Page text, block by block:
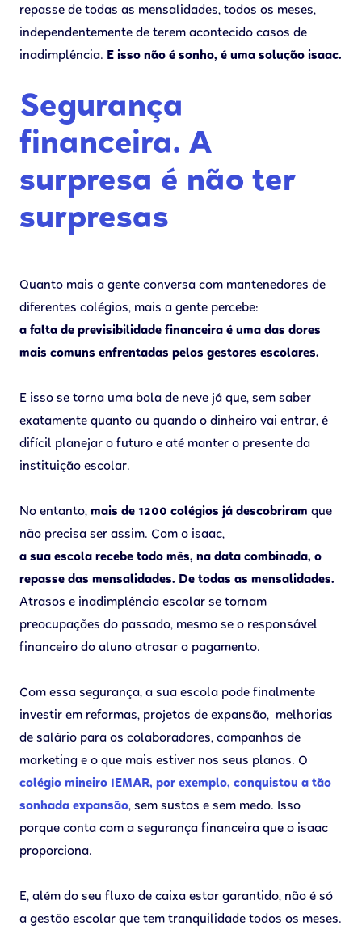
repasse de todas as mensalidades, todos os meses,
independentemente de terem acontecido casos de
inadimplência. E isso não é sonho, é uma solução isaac.
Segurança
financeira. A
surpresa é não ter
surpresas
Quanto mais a gente conversa com mantenedores de
diferentes colégios, mais a gente percebe:
a falta de previsibilidade financeira é uma das dores
mais comuns enfrentadas pelos gestores escolares.
E isso se torna uma bola de neve já que, sem saber
exatamente quanto ou quando o dinheiro vai entrar, é
difícil planejar o futuro e até manter o presente da
instituição escolar.
No entanto, mais de 1200 colégios já descobriram que
não precisa ser assim. Com o isaac,
a sua escola recebe todo mês, na data combinada, o
repasse das mensalidades. De todas as mensalidades.
Atrasos e inadimplência escolar se tornam
preocupações do passado, mesmo se o responsável
financeiro do aluno atrasar o pagamento.
Com essa segurança, a sua escola pode finalmente
investir em reformas, projetos de expansão, melhorias
de salário para os colaboradores, campanhas de
marketing e o que mais estiver nos seus planos. O
colégio mineiro IEMAR, por exemplo, conquistou a tão
sonhada expansão, sem sustos e sem medo. Isso
porque conta com a segurança financeira que o isaac
proporciona.
E, além do seu fluxo de caixa estar garantido, não é só
a gestão escolar que tem tranquilidade todos os meses.